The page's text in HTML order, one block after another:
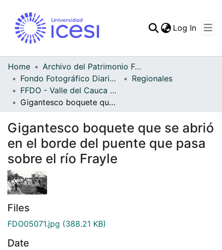
Statistics
Log In
Home
Archivo del Patrimonio Fotográfico y Fílmico del Valle del Cauca
Fondo Fotográfico Diario Occidente
Regionales
FFDO - Valle del Cauca - Patrimonial
Gigantesco boquete que se abrió en el borde del puente que pasa sobre el río Frayle
Gigantesco boquete que se abrió
en el borde del puente que pasa
sobre el río Frayle
Files
FDO05071.jpg (388.21 KB)
Date